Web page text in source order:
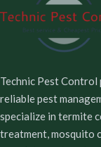
Technic Pest
reliable pest
specialize in termite
treatment, mosquito